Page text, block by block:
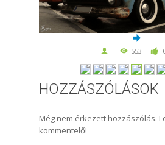
553
HOZZÁSZÓLÁSOK
Még nem érkezett hozzászólás.
kommentelő!